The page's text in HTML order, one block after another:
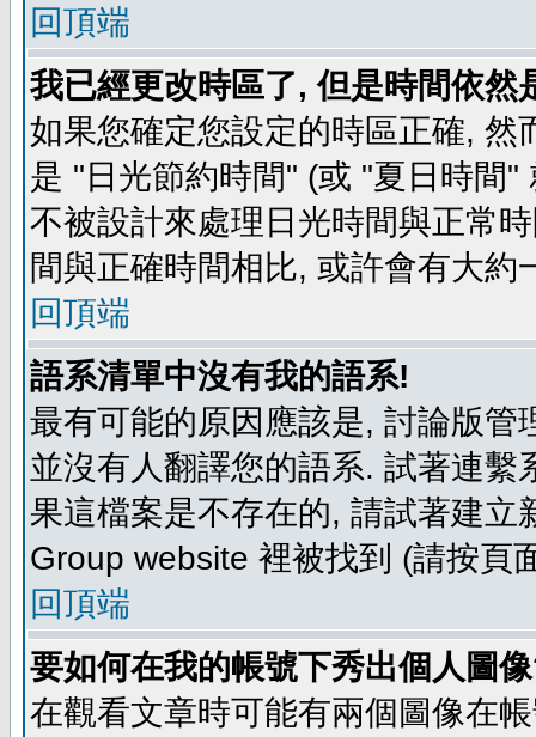
回頂端
我已經更改時區了, 但是時間依然
如果您確定您設定的時區正確,
是 "日光節約時間" (或 "夏日時間
不被設計來處理日光時間與正常
間與正確時間相比, 或許會有大約
回頂端
語系清單中沒有我的語系!
最有可能的原因應該是, 討論版
並沒有人翻譯您的語系. 試著連
果這檔案是不存在的, 請試著建
Group website 裡被找到 (請按頁
回頂端
要如何在我的帳號下秀出個人圖
在觀看文章時可能有兩個圖像在